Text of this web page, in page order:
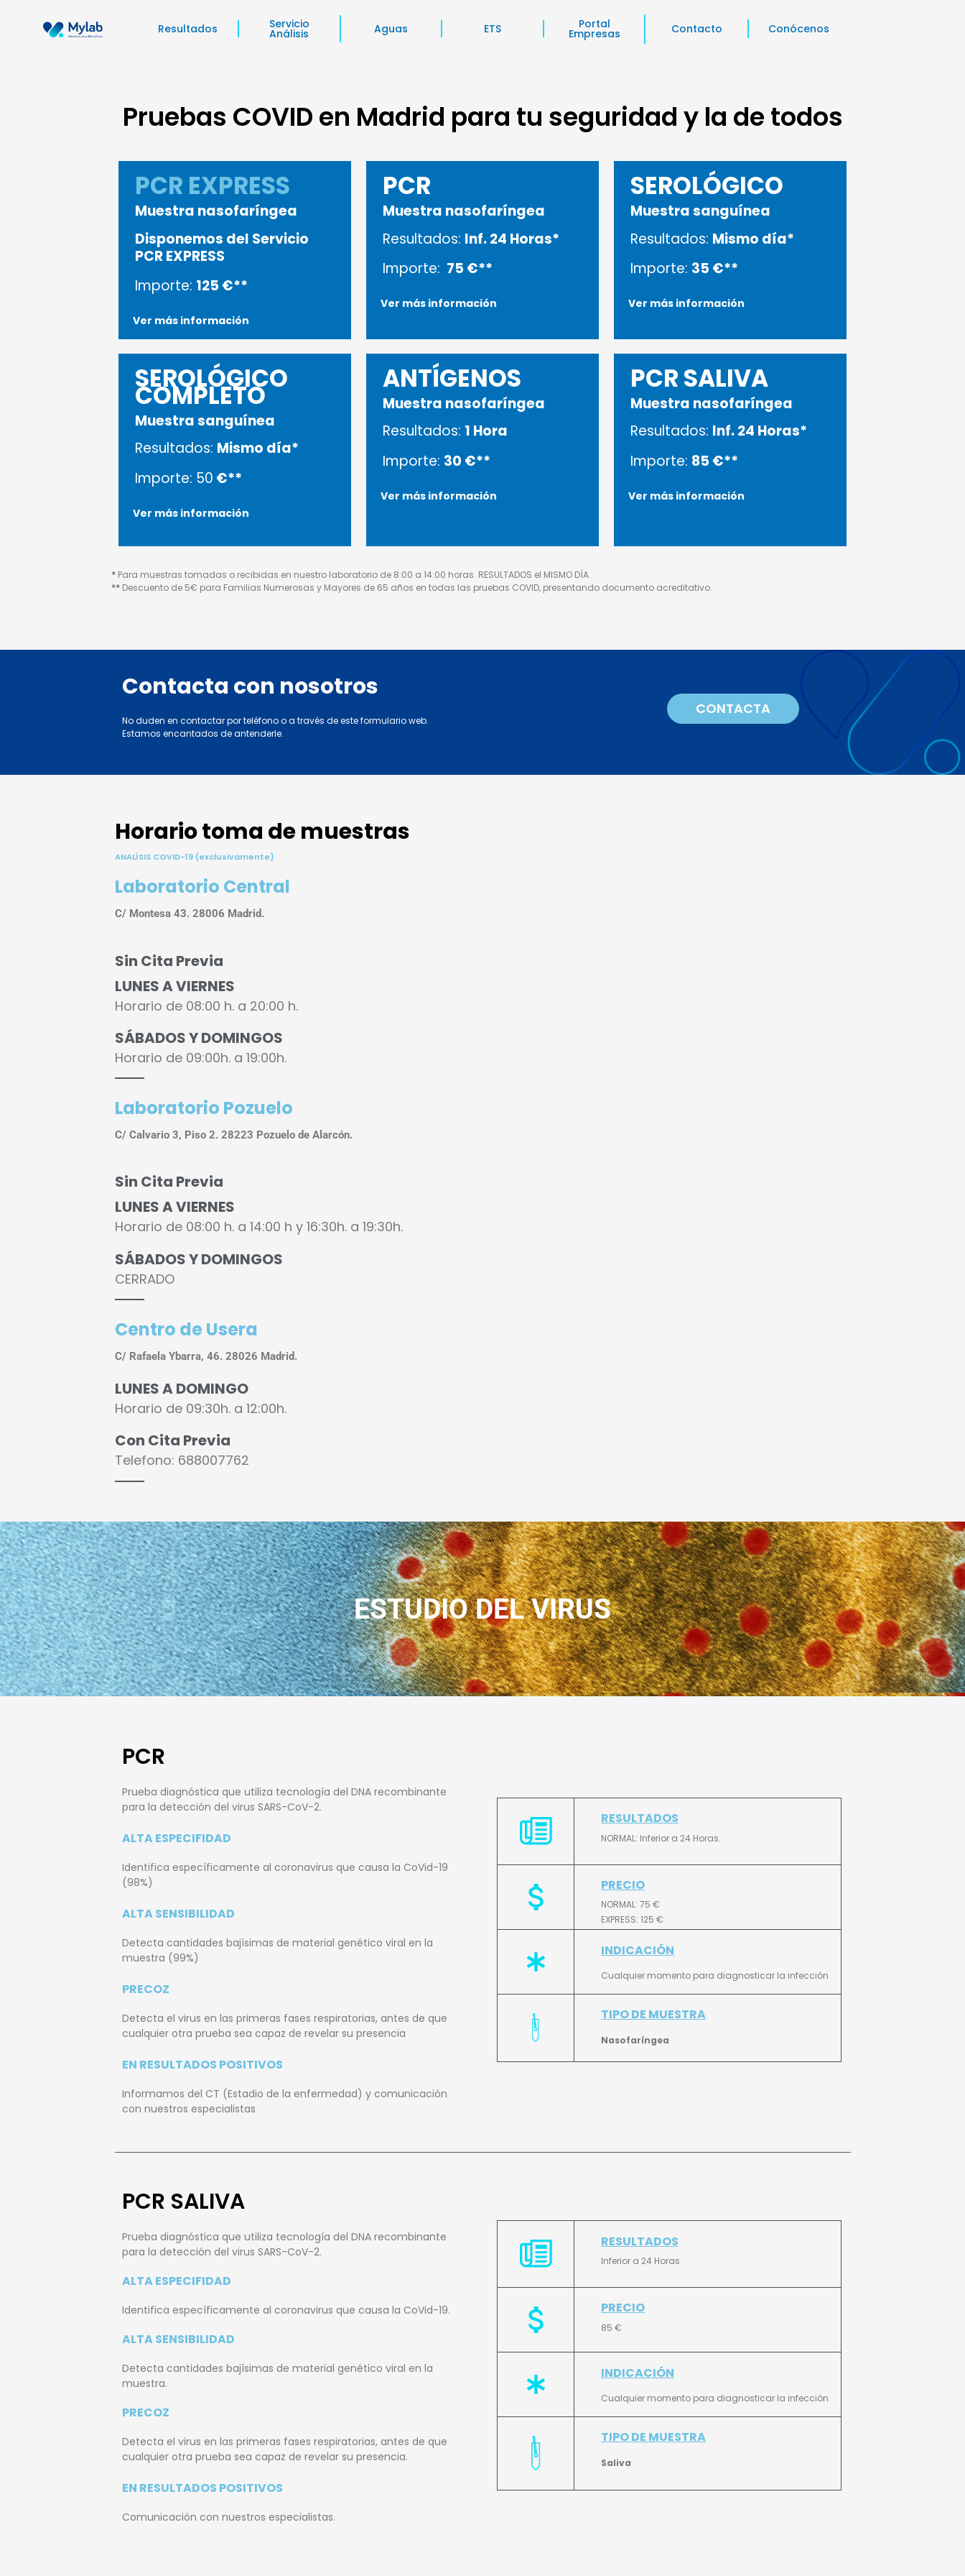
Resultados Servicio
Análisis Aguas ETS Portal
Empresas Contacto Conócenos
Pruebas COVID en Madrid para tu seguridad y la de todos
PCR EXPRESS
Muestra nasofaríngea
Disponemos del Servicio
PCR EXPRESS
Importe: 125 €**
Ver más información
PCR
Muestra nasofaríngea
Resultados: Inf. 24 Horas*
Importe: 75 €**
Ver más información
SEROLÓGICO
Muestra sanguínea
Resultados: Mismo día*
Importe: 35 €**
Ver más información
SEROLÓGICO
COMPLETO
Muestra sanguínea
Resultados: Mismo día*
Importe: 50 €**
Ver más información
ANTÍGENOS
Muestra nasofaríngea
Resultados: 1 Hora
Importe: 30 €**
Ver más información
PCR SALIVA
Muestra nasofaríngea
Resultados: Inf. 24 Horas*
Importe: 85 €**
Ver más información
* Para muestras tomadas o recibidas en nuestro laboratorio de 8:00 a 14:00 horas. RESULTADOS el MISMO DÍA.
**Descuento de 5€ para Familias Numerosas y Mayores de 65 años en todas las pruebas COVID, presentando documento acreditativo.
Contacta con nosotros
No duden en contactar por teléfono o a través de este formulario web.
Estamos encantados de antenderle.
CONTACTA
Horario toma de muestras
ANALÍSIS COVID-19 (exclusivamente)
Laboratorio Central
C/ Montesa 43. 28006 Madrid.
Sin Cita Previa
LUNES A VIERNES
Horario de 08:00 h. a 20:00 h.
SÁBADOS Y DOMINGOS
Horario de 09:00h. a 19:00h.
Laboratorio Pozuelo
C/ Calvario 3, Piso 2. 28223 Pozuelo de Alarcón.
Sin Cita Previa
LUNES A VIERNES
Horario de 08:00 h. a 14:00 h y 16:30h. a 19:30h.
SÁBADOS Y DOMINGOS
CERRADO
Centro de Usera
C/ Rafaela Ybarra, 46. 28026 Madrid.
LUNES A DOMINGO
Horario de 09:30h. a 12:00h.
Con Cita Previa
Telefono: 688007762
ESTUDIO DEL VIRUS
PCR
Prueba diagnóstica que utiliza tecnología del DNA recombinante
para la detección del virus SARS-CoV-2.
ALTA ESPECIFIDAD
Identifica específicamente al coronavirus que causa la CoVid-19
(98%)
ALTA SENSIBILIDAD
Detecta cantidades bajísimas de material genético viral en la
muestra (99%)
PRECOZ
Detecta el virus en las primeras fases respiratorias, antes de que
cualquier otra prueba sea capaz de revelar su presencia
EN RESULTADOS POSITIVOS
Informamos del CT (Estadio de la enfermedad) y comunicación
con nuestros especialistas
RESULTADOS
NORMAL: Inferior a 24 Horas.
PRECIO
NORMAL: 75 €
EXPRESS: 125 €
INDICACIÓN
Cualquier momento para diagnosticar la infección
TIPO DE MUESTRA
Nasofaríngea
PCR SALIVA
Prueba diagnóstica que utiliza tecnología del DNA recombinante
para la detección del virus SARS-CoV-2.
ALTA ESPECIFIDAD
Identifica específicamente al coronavirus que causa la CoVid-19.
ALTA SENSIBILIDAD
Detecta cantidades bajísimas de material genético viral en la
muestra.
PRECOZ
Detecta el virus en las primeras fases respiratorias, antes de que
cualquier otra prueba sea capaz de revelar su presencia.
EN RESULTADOS POSITIVOS
Comunicación con nuestros especialistas.
RESULTADOS
Inferior a 24 Horas
PRECIO
85 €
INDICACIÓN
Cualquier momento para diagnosticar la infección
TIPO DE MUESTRA
Saliva